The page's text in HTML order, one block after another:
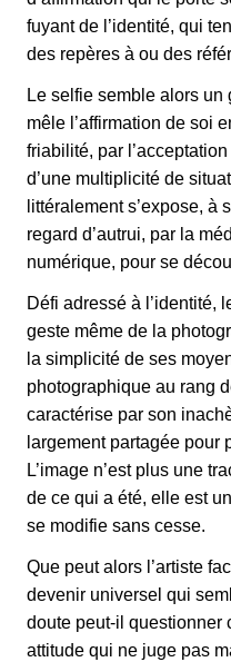
fuyant de l’identité, qui
des repères à ou des
Le selfie semble alors
mêle l’affirmation de soi
friabilité, par
d’une multiplicité de
littéralement s’expose, à
regard d’autrui, par la
numérique, pour se
Défi adressé à l’identité,
geste même de la
la simplicité de ses
photographique au rang
caractérise par son
largement partagée pour
L’image n’est plus une
de ce qui a été, elle est
se modifie sans cesse.
Que peut alors l’artiste
devenir universel qui
doute peut-il questionner
attitude qui ne juge pas